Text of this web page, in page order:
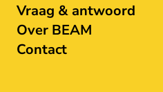
Vraag & antwoord
Over BEAM
Contact